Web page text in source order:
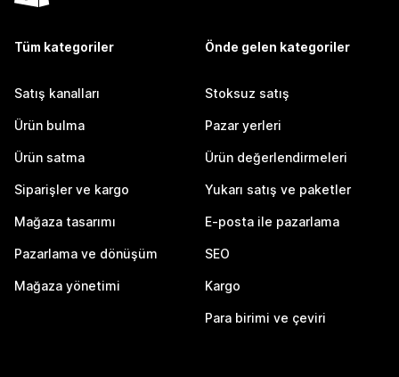
Tüm kategoriler
Satış kanalları
Ürün bulma
Ürün satma
Siparişler ve kargo
Mağaza tasarımı
Pazarlama ve dönüşüm
Mağaza yönetimi
Önde gelen kategoriler
Stoksuz satış
Pazar yerleri
Ürün değerlendirmeleri
Yukarı satış ve paketler
E-posta ile pazarlama
SEO
Kargo
Para birimi ve çeviri